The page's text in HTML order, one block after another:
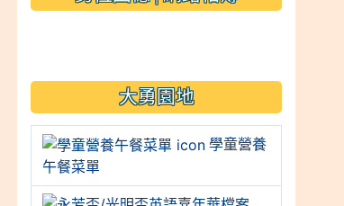
大勇園地
學童營養
午餐菜單